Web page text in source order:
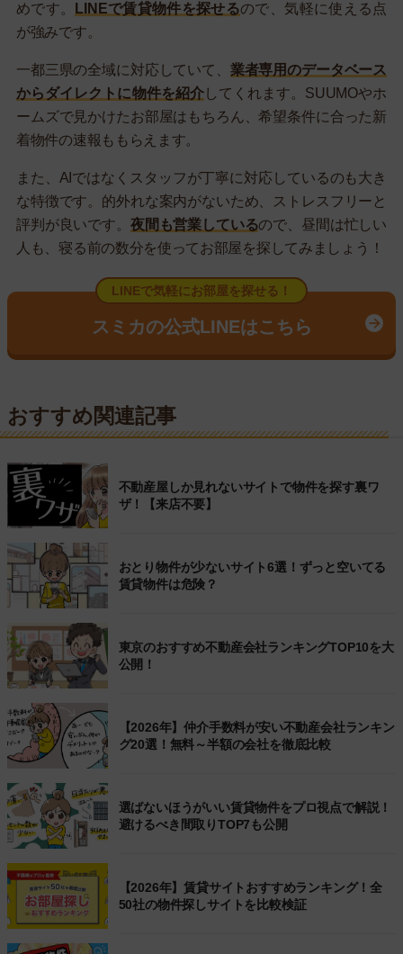
めです。
LINEで賃貸物件を探せるので、気軽に使える点
が強みです。
一都三県の全域に対応していて、 業者専用のデータベース
からダイレクトに物件を紹介してくれます。SUUMOやホ
ームズで見かけたお部屋はもちろん、希望条件に合った新
着物件の速報ももらえます。
また、AIではなくスタッフが丁寧に対応しているのも大き
な特徴です。的外れな案内がないため、ストレスフリーと
評判が良いです。 夜間も営業しているので、昼間は忙しい
人も、寝る前の数分を使ってお部屋を探してみましょう！
LINEで気軽にお部屋を探せる！
スミカの公式LINEはこちら
おすすめ関連記事
不動産屋しか見れないサイトで物件を探す裏ワ
ザ！【来店不要】
おとり物件が少ないサイト6選！ずっと空いてる
賃貸物件は危険？
東京のおすすめ不動産会社ランキングTOP10を大
公開！
【2026年】仲介手数料が安い不動産会社ランキン
グ20選！無料～半額の会社を徹底比較
選ばないほうがいい賃貸物件をプロ視点で解説！
避けるべき間取りTOP7も公開
【2026年】賃貸サイトおすすめランキング！全
50社の物件探しサイトを比較検証